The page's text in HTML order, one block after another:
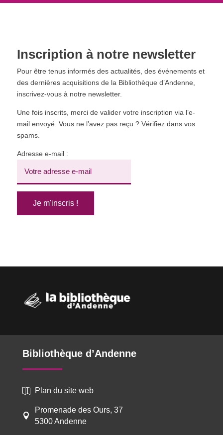
Inscription à notre newsletter
Pour être tenus informés des actualités, des événements et
des dernières acquisitions de la Bibliothèque d’Andenne,
inscrivez-vous à notre newsletter.
Une fois inscrits, merci de valider votre inscription via l’e-
mail envoyé. Vous ne l’avez pas reçu ? Vérifiez dans vos
spams.
Adresse e-mail :
Bibliothèque d’Andenne
 Plan du site web

Promenade des Ours, 37
5300 Andenne